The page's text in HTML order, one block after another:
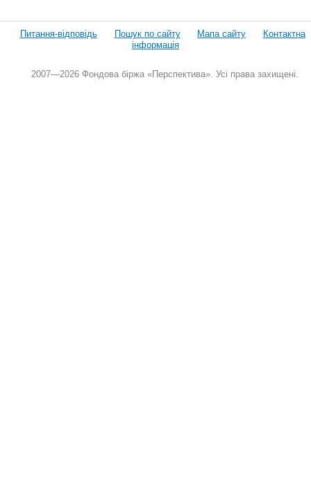
Питання-відповідь Пошук по сайту Мапа сайту
Контактна
інформація
2007—2026 Фондова біржа «Перспектива». Усі права захищені.